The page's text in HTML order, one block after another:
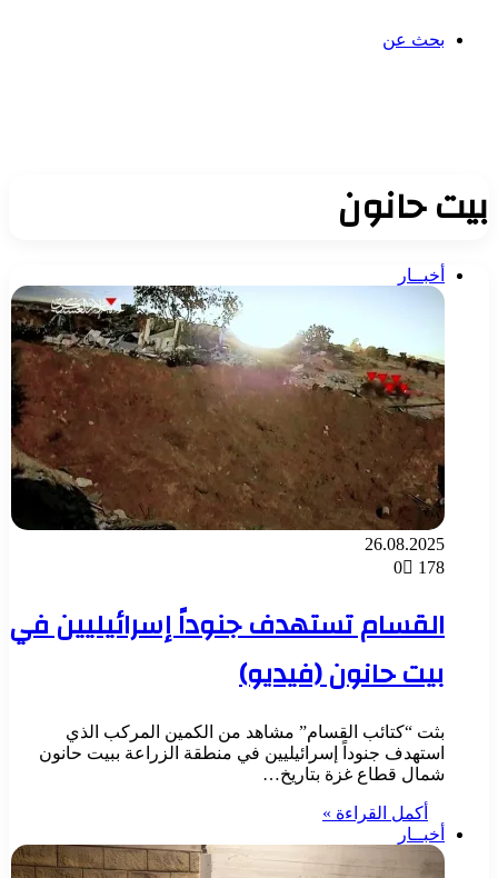
بحث عن
بيت حانون
أخبــار
26.08.2025
0
178
القسام تستهدف جنوداً إسرائيليين في
بيت حانون (فيديو)
بثت “كتائب القسام” مشاهد من الكمين المركب الذي
استهدف جنوداً إسرائيليين في منطقة الزراعة ببيت حانون
شمال قطاع غزة بتاريخ…
أكمل القراءة »
أخبــار